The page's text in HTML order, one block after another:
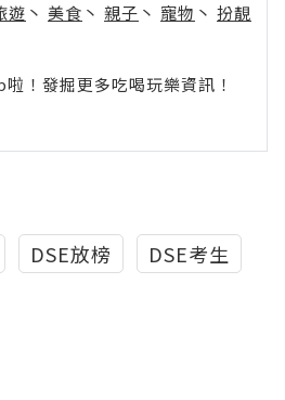
遊 丶 美食 丶 親子 丶 寵物 丶 扮靚
！發掘更多吃喝玩樂資訊！
DSE放榜 DSE考生